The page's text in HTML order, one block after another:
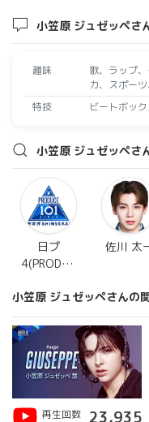
小笠原 ジュゼッペさ
趣味
歌、ラップ
カ、スポー
特技
ビートボッ
小笠原 ジュゼッペさ
日プ
4(PRODUC
JAPAN 新
世界)
佐川 太
小笠原 ジュゼッペさんの
再生回数
23,935